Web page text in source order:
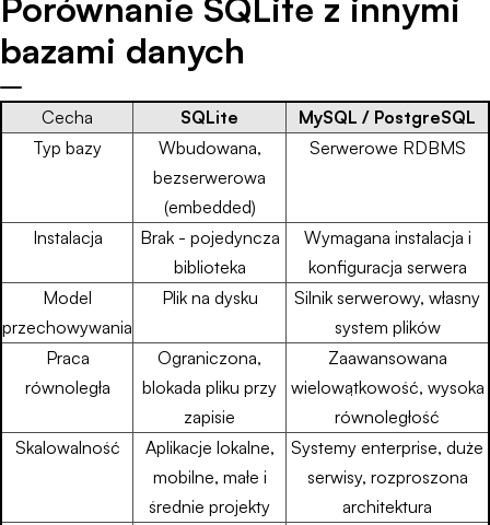
Porównanie SQLite z innymi
bazami danych
Cecha SQLite
MySQL / PostgreSQL
Typ bazy
Wbudowana,
bezserwerowa
(embedded)
Serwerowe RDBMS
Instalacja
Brak - pojedyncza
biblioteka
Wymagana instalacja i
konfiguracja serwera
Model
przechowywania
Plik na dysku
Silnik serwerowy, własny
system plików
Praca
równoległa
Ograniczona,
blokada pliku przy
zapisie
Zaawansowana
wielowątkowość, wysoka
równoległość
Skalowalność
Aplikacje lokalne,
mobilne, małe i
średnie projekty
Systemy enterprise, duże
serwisy, rozproszona
architektura